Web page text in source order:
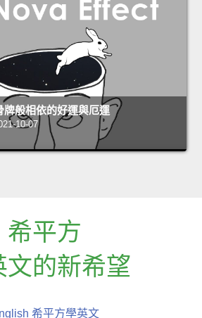
牌般相依的好運與厄運
10-07
希平方
文的新希望
希平方學英文